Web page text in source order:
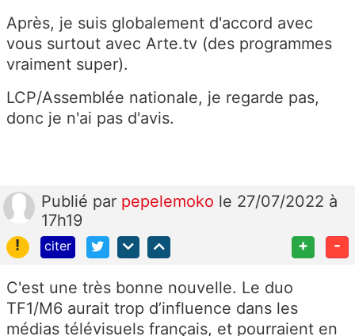
Après, je suis globalement d'accord avec
vous surtout avec Arte.tv (des programmes
vraiment super).
LCP/Assemblée nationale, je regarde pas,
donc je n'ai pas d'avis.
Publié par pepelemoko le 27/07/2022 à
17h19
!
citer + -
C'est une très bonne nouvelle. Le duo
TF1/M6 aurait trop d’influence dans les
médias télévisuels français, et pourraient en